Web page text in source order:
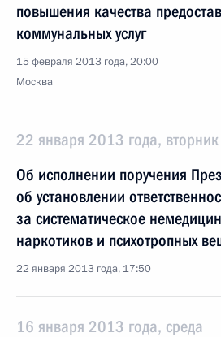
повышения качества
коммунальных услуг
15 февраля 2013 года, 20:00
Москва
22 января 2013 года, вторник
Об исполнении поручения
об установлении
за систематическое
наркотиков и психотропных
22 января 2013 года, 17:50
16 января 2013 года, среда